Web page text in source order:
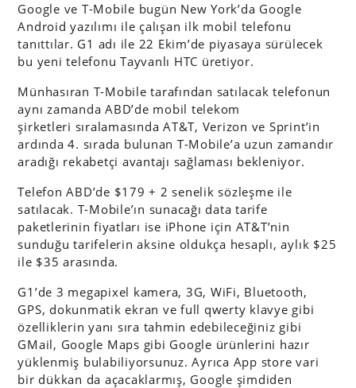
Google ve T-Mobile bugün New York’da Google
Android yazılımı ile çalışan ilk mobil telefonu
tanıttılar. G1 adı ile 22 Ekim’de piyasaya sürülecek
bu yeni telefonu Tayvanlı HTC üretiyor.
Münhasıran T-Mobile tarafından satılacak telefonun
aynı zamanda ABD’de mobil telekom
şirketleri sıralamasında AT&T, Verizon ve Sprint’in
ardında 4. sırada bulunan T-Mobile’a uzun zamandır
aradığı rekabetçi avantajı sağlaması bekleniyor.
Telefon ABD’de $179 + 2 senelik sözleşme ile
satılacak. T-Mobile’ın sunacağı data tarife
paketlerinin fiyatları ise iPhone için AT&T’nin
sunduğu tarifelerin aksine oldukça hesaplı, aylık $25
ile $35 arasında.
G1’de 3 megapixel kamera, 3G, WiFi, Bluetooth,
GPS, dokunmatik ekran ve full qwerty klavye gibi
özelliklerin yanı sıra tahmin edebileceğiniz gibi
GMail, Google Maps gibi Google ürünlerini hazır
yüklenmiş bulabiliyorsunuz. Ayrıca App store vari
bir dükkan da açacaklarmış, Google şimdiden